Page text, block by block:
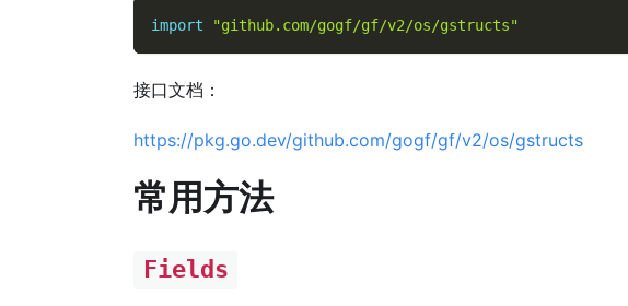
import "github.com/gogf/gf/v2/os/gstructs"
接口文档：
https://pkg.go.dev/github.com/gogf/gf/v2/os/gstructs
常用方法
Fields